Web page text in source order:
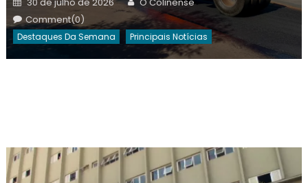
on
Comment(0)
Destaques Da Semana Principais Notícias